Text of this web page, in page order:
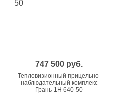
747 500 руб.
Тепловизионный прицельно-
наблюдательный комплекс
Грань-1Н 640-50